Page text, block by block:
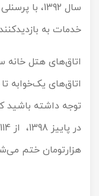
سال 1392، با
خدمات به
اتاق‌های هتل خانه
اتاق‌های یک‌خوابه تا
توجه داشته باشید
در پاییز 1398، از 114
هزارتومان ختم